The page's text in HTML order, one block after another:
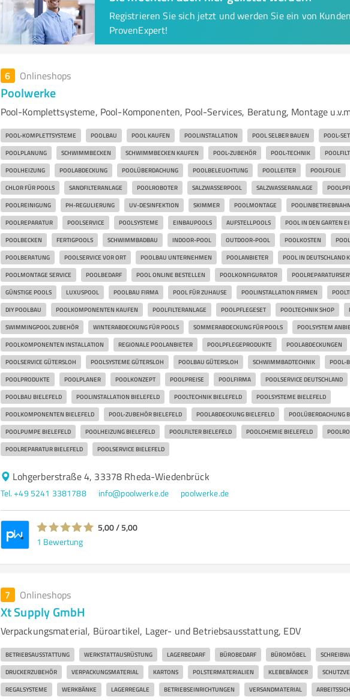
Registrieren Sie sich jetzt und werden Sie ein von
ProvenExpert!
6 Onlineshops
Poolwerke
Pool-Komplettsysteme, Pool-Komponenten, Pool-Services, Beratung, Montage
POOL-KOMPLETTSYSTEME POOLBAU POOL KAUFEN POOLINSTALLATION POOL SELBER BAUEN POOL-SET
POOLPLANUNG SCHWIMMBECKEN SCHWIMMBECKEN KAUFEN POOL-ZUBEHÖR POOL-TECHNIK
POOLHEIZUNG POOLABDECKUNG POOLÜBERDACHUNG POOLBELEUCHTUNG POOLLEITER POOLFOLIE
CHLOR FÜR POOLS SANDFILTERANLAGE POOLROBOTER SALZWASSERPOOL SALZWASSERANLAGE
POOLREINIGUNG PH-REGULIERUNG UV-DESINFEKTION SKIMMER POOLMONTAGE
POOLREPARATUR POOLSERVICE POOLSYSTEME EINBAUPOOLS AUFSTELLPOOLS POOL IN DEN GARTEN
POOLBECKEN FERTIGPOOLS SCHWIMMBADBAU INDOOR-POOL OUTDOOR-POOL POOLKOSTEN
POOLBERATUNG POOLSERVICE VOR ORT POOLBAU UNTERNEHMEN POOLANBIETER POOL IN DEUTSCHLAND
POOLMONTAGE SERVICE POOLBEDARF POOL ONLINE BESTELLEN POOLKONFIGURATOR
GÜNSTIGE POOLS LUXUSPOOL POOLBAU FIRMA POOL FÜR ZUHAUSE POOLINSTALLATION FIRMEN
DIY POOLBAU POOLKOMPONENTEN KAUFEN POOLFILTERANLAGE POOLPFLEGESET POOLTECHNIK SHOP
SWIMMINGPOOL ZUBEHÖR WINTERABDECKUNG FÜR POOLS SOMMERABDECKUNG FÜR POOLS POOLSYSTEM
POOLKOMPONENTEN INSTALLATION REGIONALE POOLANBIETER POOLPFLEGEPRODUKTE POOLABDECKUNGEN
POOLSERVICE GÜTERSLOH POOLSYSTEME GÜTERSLOH POOLBAU GÜTERSLOH SCHWIMMBADTECHNIK POOL-
POOLPRODUKTE POOLPLANER POOLKONZEPT POOLPREISE POOLFIRMA POOLSERVICE DEUTSCHLAND
POOLBAU BIELEFELD POOLINSTALLATION BIELEFELD POOLTECHNIK BIELEFELD POOLSYSTEME BIELEFELD
POOLKOMPONENTEN BIELEFELD POOL-ZUBEHÖR BIELEFELD POOLABDECKUNG BIELEFELD POOLÜBERDACHUNG
POOLPUMPE BIELEFELD POOLHEIZUNG BIELEFELD POOLFILTER BIELEFELD POOLCHEMIE BIELEFELD
POOLREPARATUR BIELEFELD POOLSERVICE BIELEFELD
Lohgerberstraße 4, 33378 Rheda-Wiedenbrück
Tel. +49 5241 3381788 info@poolwerke.de poolwerke.de
5,00 / 5,00
1 Bewertung
7 Onlineshops
Xt Supply GmbH
Verpackungsmaterial, Büroartikel, Lager- und Betriebsausstattung, EDV
BETRIEBSAUSSTATTUNG WERKSTATTAUSRÜSTUNG LAGERBEDARF BÜROBEDARF BÜROMÖBEL
DRUCKERZUBEHÖR VERPACKUNGSMATERIAL KARTONS POLSTERMATERIALIEN KLEBEBÄNDER
REGALSYSTEME WERKBÄNKE LAGERREGALE BETRIEBSEINRICHTUNGEN VERSANDMATERIAL